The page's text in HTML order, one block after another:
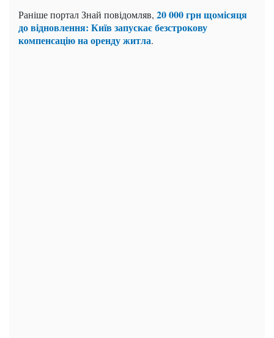
Раніше портал Знай повідомляв, 20 000 грн щомісяця
до відновлення: Київ запускає безстрокову
компенсацію на оренду житла.